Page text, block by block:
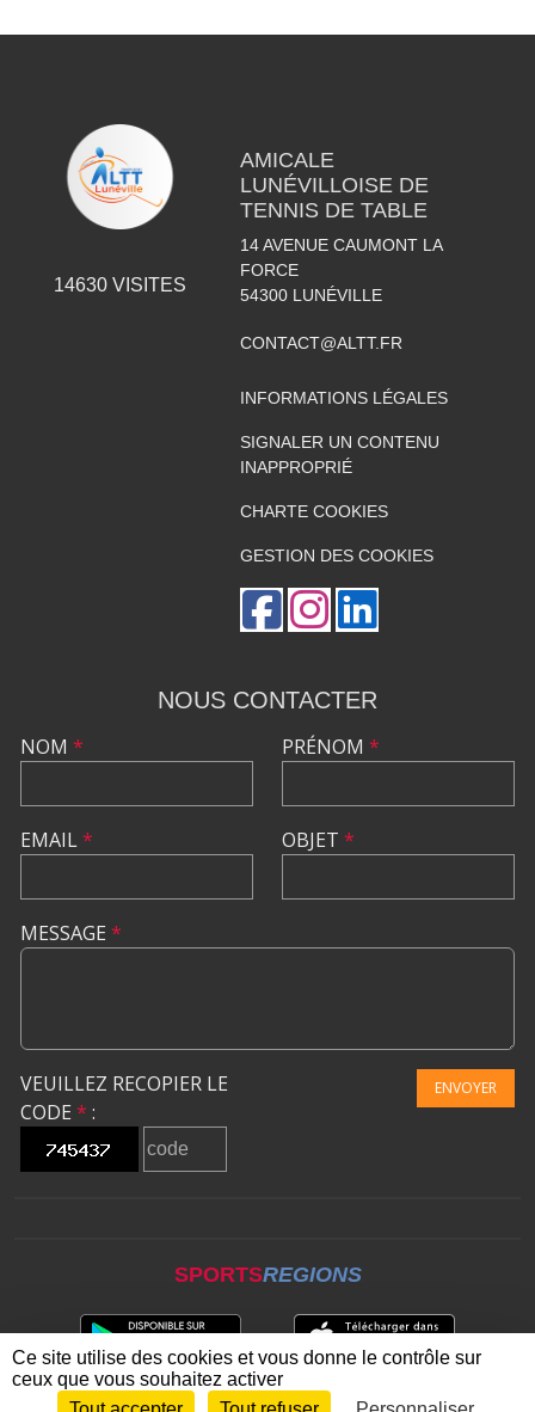
14630VISITES
AMICALE
LUNÉVILLOISE DE
TENNIS DE TABLE
14 AVENUE CAUMONT LA
FORCE
54300 LUNÉVILLE
CONTACT@ALTT.FR
INFORMATIONS LÉGALES
SIGNALER UN CONTENU
INAPPROPRIÉ
CHARTE COOKIES
GESTION DES COOKIES
NOUS CONTACTER
NOM *
EMAIL*
PRÉNOM *
OBJET *
MESSAGE *
VEUILLEZ RECOPIER LE
CODE * :
ENVOYER
SPORTSREGIONS
Ce site utilise des cookies et vous donne le contrôle sur
ceux que vous souhaitez activer